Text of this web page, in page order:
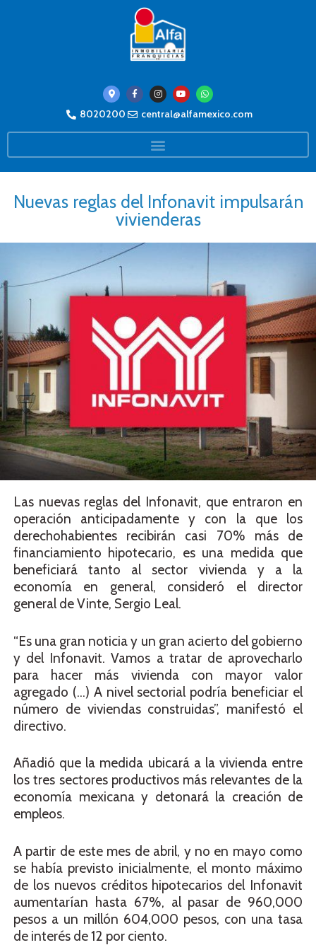
8020200 central@alfamexico.com
Nuevas reglas del Infonavit impulsarán
vivienderas
Las nuevas reglas del Infonavit, que entraron en
operación anticipadamente y con la que los
derechohabientes recibirán casi 70% más de
financiamiento hipotecario, es una medida que
beneficiará tanto al sector vivienda y a la
economía en general, consideró el director
general de Vinte, Sergio Leal.
“Es una gran noticia y un gran acierto del gobierno
y del Infonavit. Vamos a tratar de aprovecharlo
para hacer más vivienda con mayor valor
agregado (…) A nivel sectorial podría beneficiar el
número de viviendas construidas”, manifestó el
directivo.
Añadió que la medida ubicará a la vivienda entre
los tres sectores productivos más relevantes de la
economía mexicana y detonará la creación de
empleos.
A partir de este mes de abril, y no en mayo como
se había previsto inicialmente, el monto máximo
de los nuevos créditos hipotecarios del Infonavit
aumentarían hasta 67%, al pasar de 960,000
pesos a un millón 604,000 pesos, con una tasa
de interés de 12 por ciento.